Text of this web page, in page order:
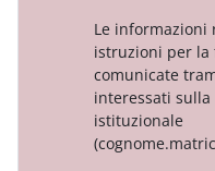
Le informazioni
istruzioni per la
comunicate
interessati
istituzionale